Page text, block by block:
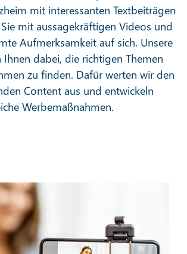
mit interessanten Textbeiträgen
mit aussagekräftigen Videos und
Aufmerksamkeit auf sich. Unsere
Ihnen dabei, die richtigen Themen
zu finden. Dafür werten wir den
Content aus und entwickeln
Werbemaßnahmen.